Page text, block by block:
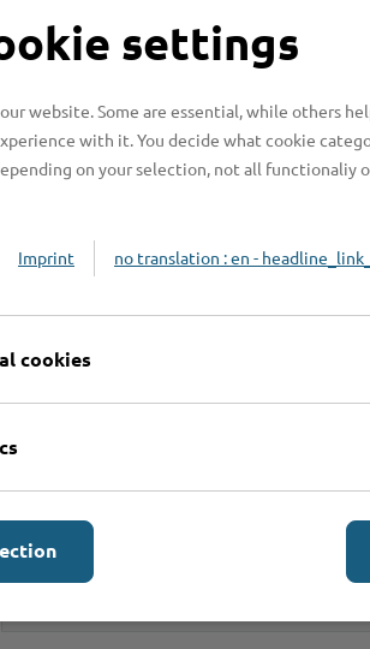
Online-Services
settings
website. Some are essential, while others
with it. You decide what cookie
on your selection, not all functionaliy
Imprint no translation : en -
cookies